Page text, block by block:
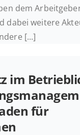
dem
dabei weitere
[...]
im
für